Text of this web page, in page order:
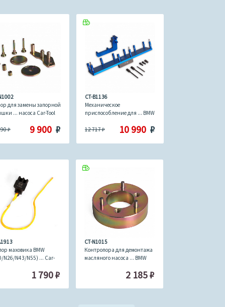
для замены запорной
... насоса Car-Tool
₽ 9 900 ₽
CT-B1136
Механическое
приспособление для ... BMW
12 717₽ 10 990 ₽
маховика BMW
N26/N43/N55) ... Car-
1 790₽
CT-N1015
Контропора для демонтажа
масляного насоса ... BMW
2 185₽